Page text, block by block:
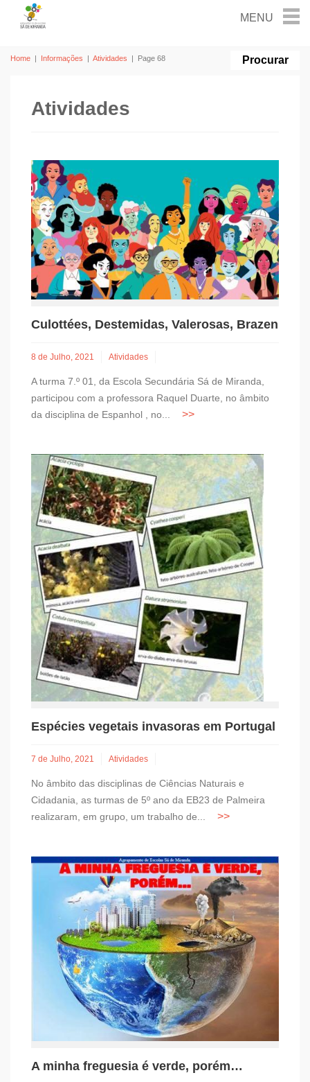
Home | Informações | Atividades | Page 68
Atividades
Culottées, Destemidas, Valerosas, Brazen
8 de Julho, 2021 Atividades
A turma 7.º 01, da Escola Secundária Sá de Miranda,
participou com a professora Raquel Duarte, no âmbito
da disciplina de Espanhol , no...
Espécies vegetais invasoras em Portugal
7 de Julho, 2021 Atividades
No âmbito das disciplinas de Ciências Naturais e
Cidadania, as turmas de 5º ano da EB23 de Palmeira
realizaram, em grupo, um trabalho de...
A minha freguesia é verde, porém…